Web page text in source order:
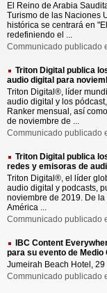
El Reino de Arabia
Turismo de las Naciones
histórica se centrará en
redefiniendo el ...
Communicado publicado
Triton Digital publica
audio digital para
Triton Digital®, líder
audio digital y los
Ranker mensual, así
de noviembre de ...
Communicado publicado
Triton Digital publica
redes y emisoras de
Triton Digital®, el líder
audio digital y podcasts,
noviembre de 2019. De
América ...
Communicado publicado
IBC Content
para su evento de
Jumeirah Beach Hotel,
Communicado publicado